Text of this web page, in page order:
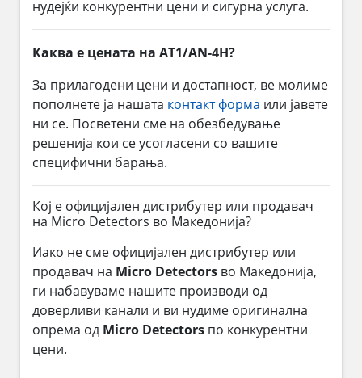
нудејќи конкурентни цени и сигурна услуга.
Каква е цената на AT1/AN-4H?
За прилагодени цени и достапност, ве молиме
пополнете ја нашата контакт форма или јавете
ни се. Посветени сме на обезбедување
решенија кои се усогласени со вашите
специфични барања.
Кој е официјален дистрибутер или продавач
на Micro Detectors во Македонија?
Иако не сме официјален дистрибутер или
продавач на Micro Detectors во Македонија,
ги набавуваме нашите производи од
доверливи канали и ви нудиме оригинална
опрема од Micro Detectors по конкурентни
цени.